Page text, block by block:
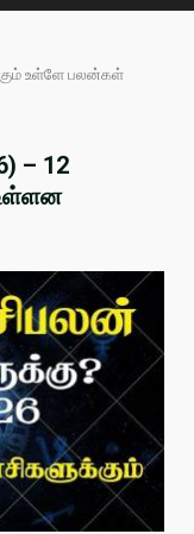
உள்ளே பலன்கள்
– 12